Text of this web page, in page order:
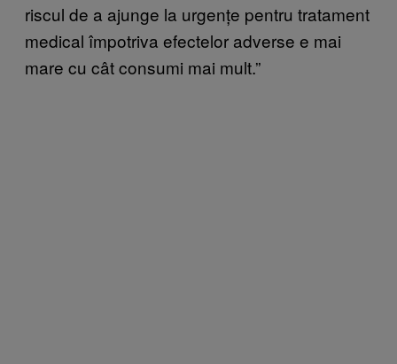
riscul de a ajunge la urgențe pentru tratament
medical împotriva efectelor adverse e mai
mare cu cât consumi mai mult.”